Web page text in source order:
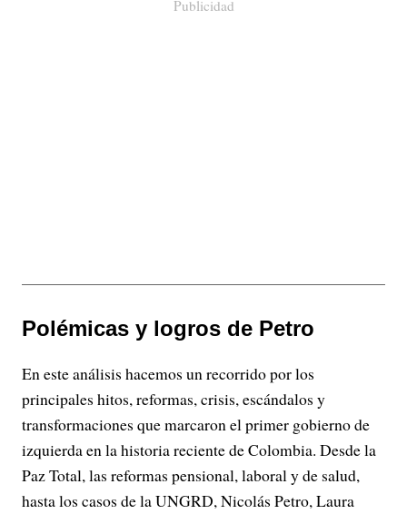
Publicidad
Polémicas y logros de Petro
En este análisis hacemos un recorrido por los
principales hitos, reformas, crisis, escándalos y
transformaciones que marcaron el primer gobierno de
izquierda en la historia reciente de Colombia. Desde la
Paz Total, las reformas pensional, laboral y de salud,
hasta los casos de la UNGRD, Nicolás Petro, Laura